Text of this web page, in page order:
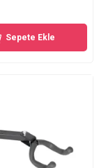
Sepete Ekle